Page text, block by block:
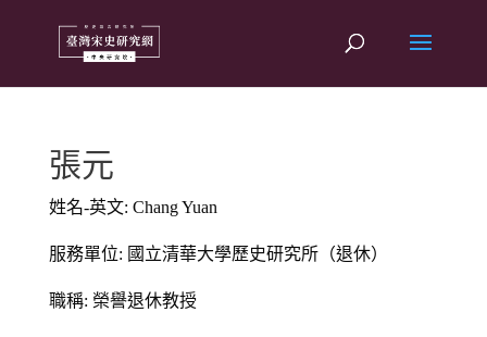
張元
姓名-英文: Chang Yuan
服務單位: 國立清華大學歷史研究所（退休）
職稱: 榮譽退休教授